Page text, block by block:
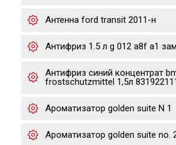
Антенна ford transit 2011-н
Антифриз 1.5 л g 012 a8f a1
Антифриз синий концентрат
frostschutzmittel 1,5л
Ароматизатор golden suite N 1
Ароматизатор golden suite no.